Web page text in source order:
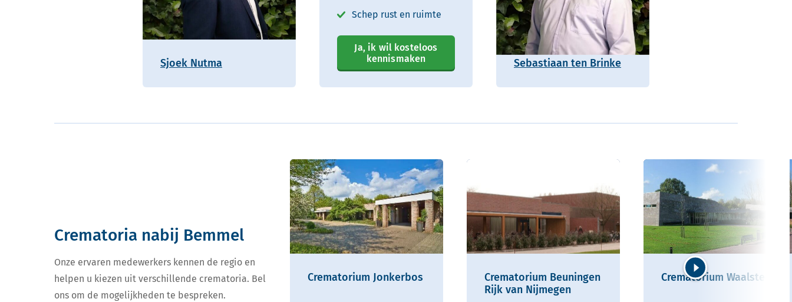
Sjoek Nutma
Schep rust en ruimte
Ja, ik wil kosteloos
kennismaken
Sebastiaan ten Brinke
Crematoria nabij Bemmel
Onze ervaren medewerkers kennen de regio en
helpen u kiezen uit verschillende crematoria. Bel
ons om de mogelijkheden te bespreken.
Crematorium Jonkerbos
Crematorium Beuningen
Rijk van Nijmegen
Crematorium Waalstede